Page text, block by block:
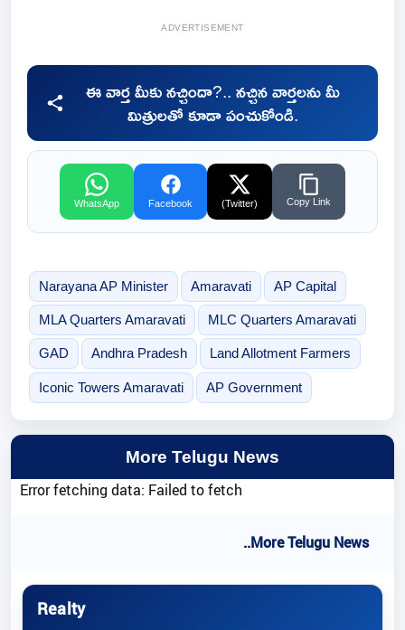
ADVERTISEMENT
ఈ వార్త మీకు నచ్చిందా?.. నచ్చిన వార్తలను మీ
మిత్రులతో కూడా పంచుకోండి.
WhatsApp Facebook (Twitter) Copy Link
Narayana AP Minister Amaravati AP Capital
MLA Quarters Amaravati MLC Quarters Amaravati
GAD Andhra Pradesh Land Allotment Farmers
Iconic Towers Amaravati AP Government
More Telugu News
Error fetching data: Failed to fetch
..More Telugu News
Realty